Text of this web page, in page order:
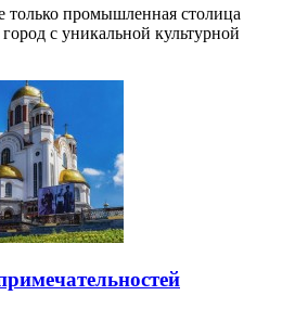
только промышленная столица
с уникальной культурной